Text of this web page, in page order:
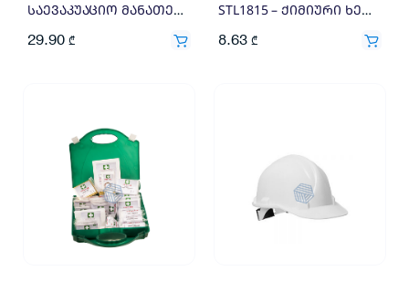
საევაკუაციო მანათებელი აბრა
29.90 ₾
STL1815 – ქიმიური ხელთათმანი
8.63 ₾